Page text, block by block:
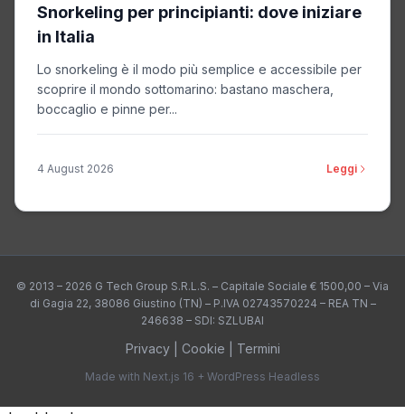
Snorkeling per principianti: dove iniziare
in Italia
Lo snorkeling è il modo più semplice e accessibile per
scoprire il mondo sottomarino: bastano maschera,
boccaglio e pinne per...
4 August 2026 Leggi
© 2013 – 2026 G Tech Group S.R.L.S. – Capitale Sociale € 1500,00 – Via
di Gagia 22, 38086 Giustino (TN) – P.IVA 02743570224 – REA TN –
246638 – SDI: SZLUBAI
Privacy Cookie Termini
Made with Next.js 16 + WordPress Headless